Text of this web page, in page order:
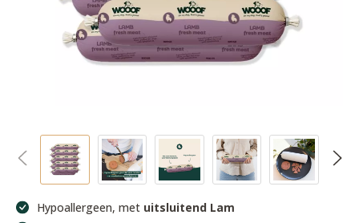
Hypoallergeen, met uitsluitend Lam